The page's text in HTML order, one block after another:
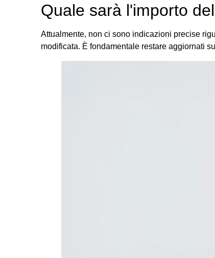
Quale sarà l'importo
Attualmente, non ci sono indicazioni precise
modificata. È fondamentale restare aggiornati